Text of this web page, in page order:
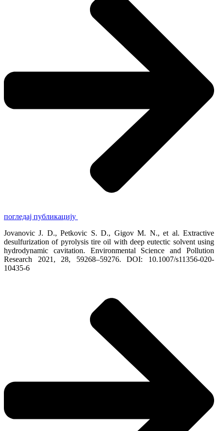
погледај публикацију
Jovanovic J. D., Petkovic S. D., Gigov M. N., et al. Extractive
desulfurization of pyrolysis tire oil with deep eutectic solvent using
hydrodynamic cavitation. Environmental Science and Pollution
Research 2021, 28, 59268–59276. DOI: 10.1007/s11356-020-
10435-6